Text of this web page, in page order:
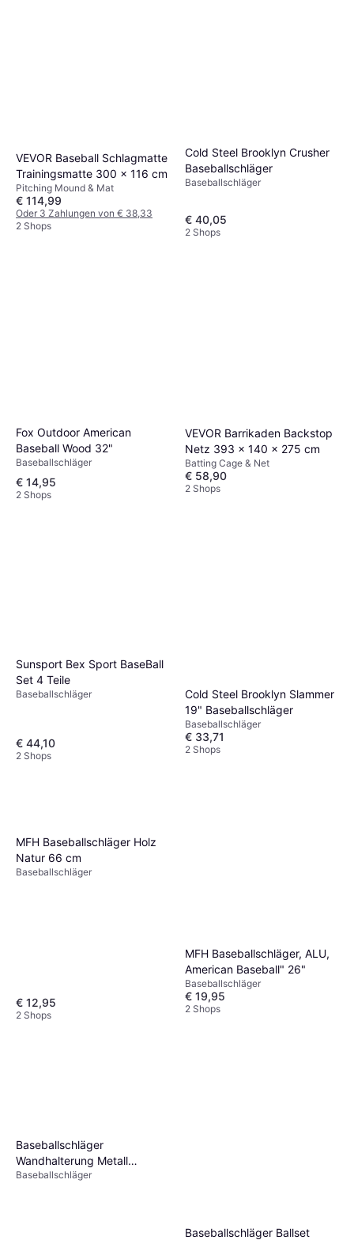
VEVOR Baseball Schlagmatte
Trainingsmatte 300 x 116 cm
Pitching Mound & Mat
€ 114,99
Oder 3 Zahlungen von € 38,33
2 Shops
Cold Steel Brooklyn Crusher
Baseballschläger
Baseballschläger
€ 40,05
2 Shops
Fox Outdoor American
Baseball Wood 32"
Baseballschläger
€ 14,95
2 Shops
VEVOR Barrikaden Backstop
Netz 393 x 140 x 275 cm
Batting Cage & Net
€ 58,90
2 Shops
Sunsport Bex Sport BaseBall
Set 4 Teile
Baseballschläger
€ 44,10
2 Shops
Cold Steel Brooklyn Slammer
19" Baseballschläger
Baseballschläger
€ 33,71
2 Shops
MFH Baseballschläger Holz
Natur 66 cm
Baseballschläger
€ 12,95
2 Shops
MFH Baseballschläger, ALU,
American Baseball" 26"
Baseballschläger
€ 19,95
2 Shops
Baseballschläger
Wandhalterung Metall
Softballschlägerhalter
Baseballschläger
Baseballschläger Ballset